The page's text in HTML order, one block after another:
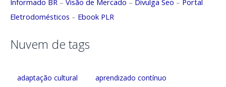
Informado BR – Visão de Mercado – Divulga Seo – Portal
Eletrodomésticos – Ebook PLR
Nuvem de tags
adaptação cultural aprendizado contínuo